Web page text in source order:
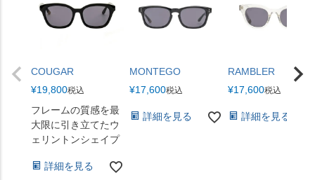
COUGAR
¥19,800税込
フレームの質感を最
大限に引き立てたウ
ェリントンシェイプ
詳細を見る
MONTEGO
¥17,600税込
詳細を見る
RAMBLER
¥17,600税込
詳細を見る